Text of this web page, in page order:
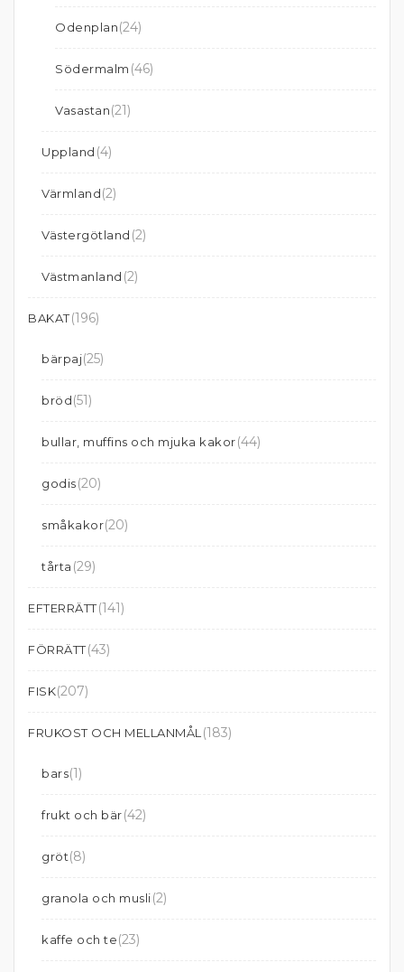
Odenplan(24)
Södermalm (46)
Vasastan(21)
Uppland (4)
Värmland(2)
Västergötland (2)
Västmanland (2)
BAKAT(196)
bärpaj(25)
bröd(51)
bullar, muffins och mjuka kakor(44)
godis(20)
småkakor(20)
tårta (29)
EFTERRÄTT(141)
FÖRRÄTT(43)
FISK(207)
FRUKOST OCH MELLANMÅL(183)
bars(1)
frukt och bär(42)
gröt(8)
granola och musli(2)
kaffe och te(23)